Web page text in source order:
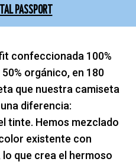
PASSPORT
confeccionada 100%
orgánico, en 180
que nuestra camiseta
una diferencia:
tinte. Hemos mezclado
existente con
que crea el hermoso